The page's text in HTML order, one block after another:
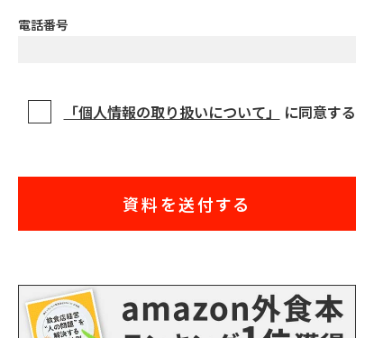
電話番号
「個人情報の取り扱いについて」 に同意する